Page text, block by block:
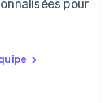
pour